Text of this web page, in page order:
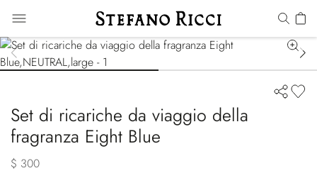
Set di ricariche da viaggio della
fragranza Eight Blue
$ 300